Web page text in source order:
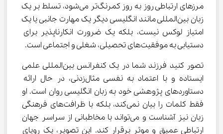
مرزهای ارتباطی روز به روز کمرنگ‌تر می‌شود، تسلط بر یک
زبان بین‌المللی مانند انگلیسی دیگر یک مهارت جانبی یا یک
امتیاز لوکس نیست، بلکه یک ضرورت انکارناپذیر برای
دستیابی به موفقیت‌های تحصیلی، شغلی و اجتماعی است.
تصور کنید فرزند شما در یک کنفرانس بین‌المللی علمی
ایستاده و با اعتماد به نفسی مثال‌زدنی، در حال ارائه
دستاوردهای پژوهشی خود به زبان انگلیسی روان است. او
فقط کلمات را بیان نمی‌کند، بلکه با ظرافت‌های فرهنگی
زبان نیز آشناست و می‌تواند با مخاطبانی از سراسر جهان
ارتباطی عمیق و موثر برقرار کند. این تصویر، یک رویای